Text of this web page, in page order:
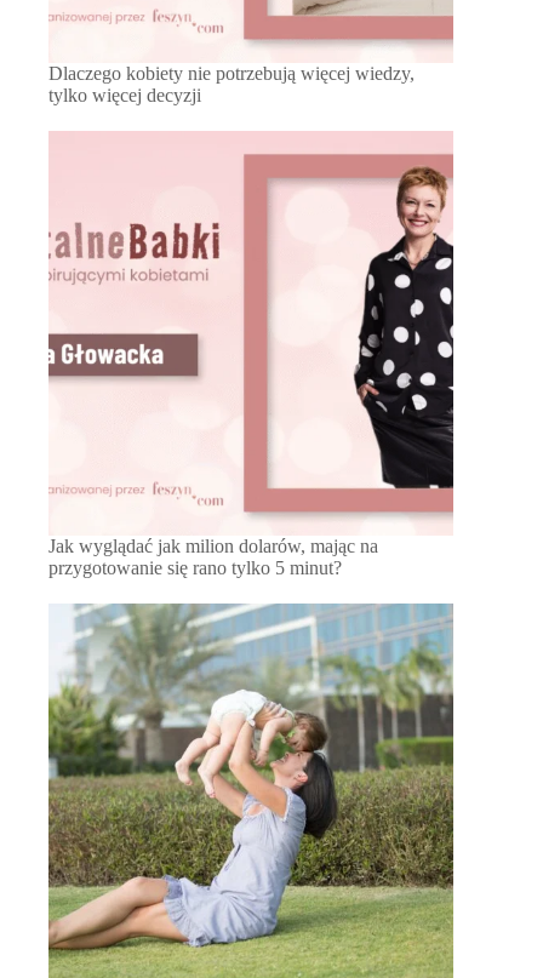
Dlaczego kobiety nie potrzebują więcej wiedzy,
tylko więcej decyzji
Jak wyglądać jak milion dolarów, mając na
przygotowanie się rano tylko 5 minut?